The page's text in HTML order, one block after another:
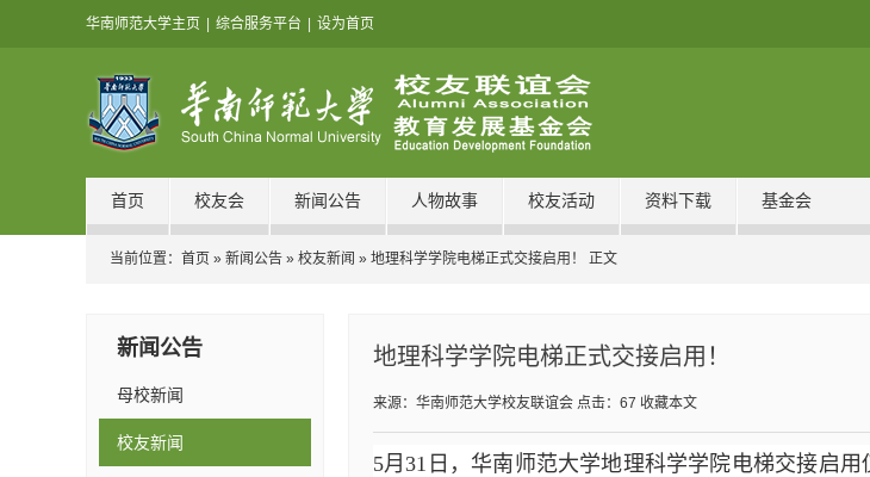
华南师范大学主页 综合服务平台 设为首页
首页 校友会 新闻公告 人物故事 校友活动 资料下载 基金会
当前位置： 首页 » 新闻公告 » 校友新闻 » 地理科学学院电梯正式交接启用！ 正文
新闻公告
母校新闻
校友新闻
地理科学学院电梯正式交接启用！
来源：华南师范大学校友联谊会 点击： 67 收藏本文
5月31日，华南师范大学地理科学学院电梯交接启